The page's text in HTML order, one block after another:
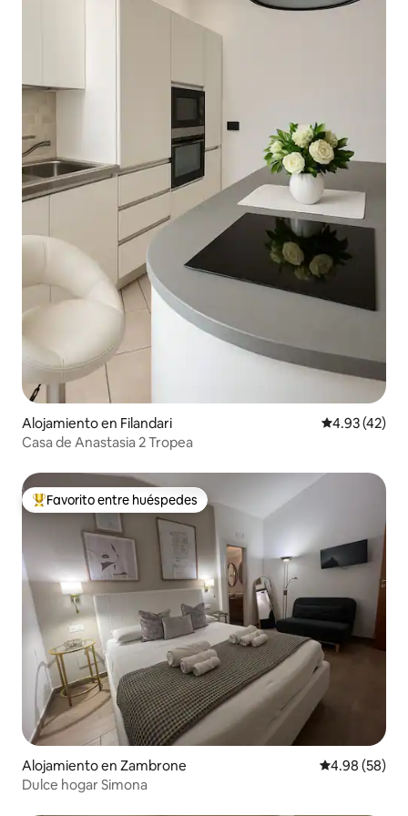
Alojamiento en Filandari Calificación
4.93 (42)
Casa de Anastasia 2 Tropea
Favorito entre huéspedes preferido
Favorito entre huéspedes
Alojamiento en Zambrone Calificación
4.98 (58)
Dulce hogar Simona